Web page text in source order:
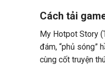
​​Cách tải
My Hotpot Story
đám, “phủ sóng”
cùng cốt truyện